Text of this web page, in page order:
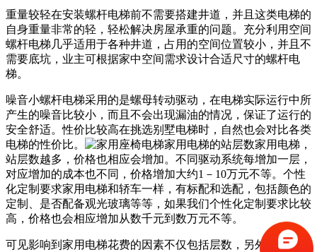
重量较轻在安装螺杆电梯前不需要搭建井道，并且这类电梯的
自身重量非常的轻，轻松解决房屋承重的问题。充分利用空间
螺杆电梯几乎适用于各种井道，占用的空间位置较小，并且不
需要底坑，业主可根据家中空间需求设计合适尺寸的螺杆电
梯。
噪音小螺杆电梯采用的是螺母转动驱动，在电梯实际运行中所
产生的噪音比较小，而且不会出现漏油的情况，保证了运行的
安全舒适。性价比较高在挑选别墅电梯时，自然也会对比各类
电梯的性价比。
家用电梯的站层数家用电梯，
站层数越多，价格也相应会增加。不同驱动系统每增加一层，
对应增加的成本也不同，价格增加大约1－10万元不等。个性
化定制要求家用电梯和轿车一样，有标配和选配，包括颜色的
定制、是否配备观光玻璃等等，如果我们个性化定制要求比较
高，价格也会相应增加从数千元到数万元不等。
可见影响到家用电梯花费的因素不仅包括层数，另外还有很多